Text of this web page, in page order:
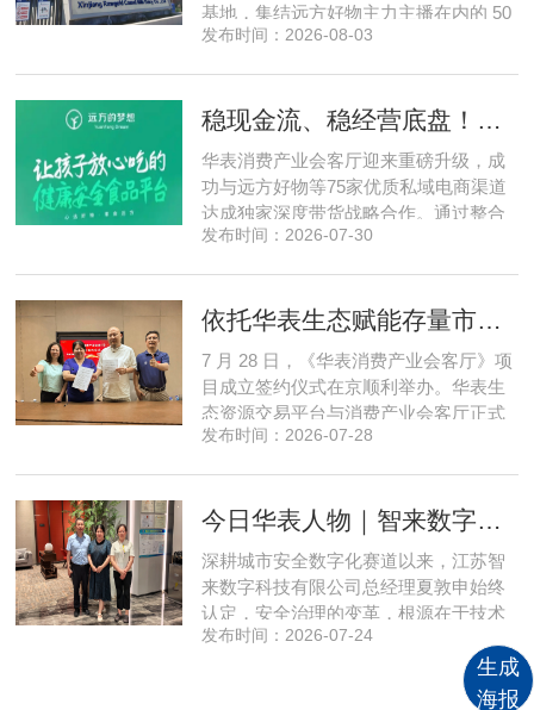
生成
海报
基地，集结远方好物主力主播在内的 50
位头部私域主播组团深入工厂一线实地
源同步联动，以沉浸式实景打卡、全流
式，全方位拆解新疆优质驼奶
发布时间：2026-08-03
华表消费产业会客厅迎来重磅升级，成
功与远方好物等75家优质私域电商渠道
达成独家深度带货战略合作。通过整合
全网顶尖私域资源，项目搭建起全国性
矩阵，核心竞争力与行业影响力实现跨
实体经济长效发展注入全新动能
发布时间：2026-07-30
依托华表生态赋能存量市场《华表消费产业会客厅》项目签约落地
7 月 28 日，《华表消费产业会客厅》项
目成立签约仪式在京顺利举办。华表生
态资源交易平台与消费产业会客厅正式
签署合作协议，标志着立足华表生态资
源交易平台董事长吴海花，消费产业会
资管理有限公司总经理孙燕南
发布时间：2026-07-28
今日华表人物｜智来数字总经理夏敦申：探寻城市风险 AI 防控创新之路
深耕城市安全数字化赛道以来，江苏智
来数字科技有限公司总经理夏敦申始终
认定，安全治理的变革，根源在于技术
模式的革新。在他看来，智慧消防不只
是简单的设备智能化，而是打通感知、
研判、预警、处置全链条，推动城市安
发布时间：2026-07-24